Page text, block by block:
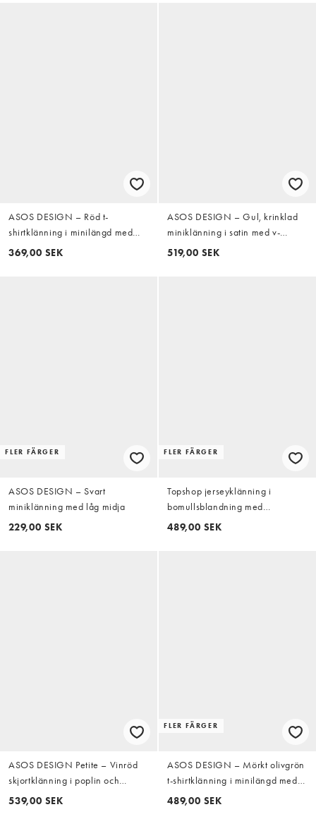
ASOS DESIGN – Röd t-
shirtklänning i minilängd med
omlottdesign
369,00 SEK
ASOS DESIGN – Gul, krinklad
miniklänning i satin med v-
ringning och spetskant
519,00 SEK
FLER FÄRGER
ASOS DESIGN – Svart
miniklänning med låg midja
229,00 SEK
FLER FÄRGER
Topshop jerseyklänning i
bomullsblandning med
upprullade ärmar, mini, i
489,00 SEK
ASOS DESIGN Petite – Vinröd
skjortklänning i poplin och
minilängd med breda ärmslut
539,00 SEK
FLER FÄRGER
ASOS DESIGN – Mörkt olivgrön
t-shirtklänning i minilängd med
knytning framtill och poplinkjol
489,00 SEK